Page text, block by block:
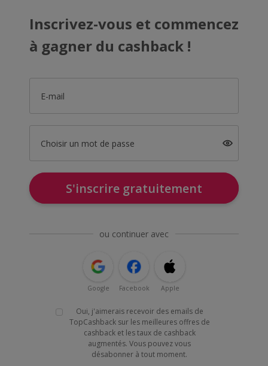
Inscrivez-vous et commencez
à gagner du cashback !
E-mail
Choisir un mot de passe
S'inscrire gratuitement
ou continuer avec
Google Facebook Apple
Oui, j'aimerais recevoir des emails de
TopCashback sur les meilleures offres de
cashback et les taux de cashback
augmentés. Vous pouvez vous
désabonner à tout moment.